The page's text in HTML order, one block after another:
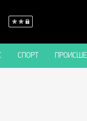
СПОРТ